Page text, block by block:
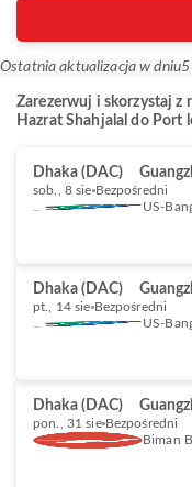
Ostatnia aktualizacja w dniu5
Zarezerwuj i skorzystaj
Hazrat Shahjalal do Port
Dhaka (DAC)
sob., 8 sie Bezpośredni
US-
Dhaka (DAC)
pt., 14 sie Bezpośredni
US-
Dhaka (DAC)
pon., 31 sie Bezpośredni
Biman